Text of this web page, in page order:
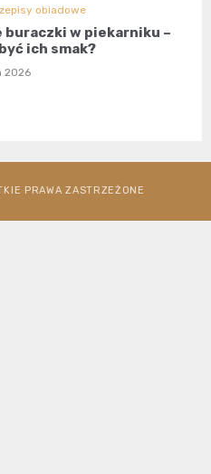
obiadowe
buraczki w piekarniku –
ich smak?
2026
PRAWA ZASTRZEŻONE